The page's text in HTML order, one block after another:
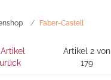
Faber-Castell
Artikel
Artikel 2 von
179